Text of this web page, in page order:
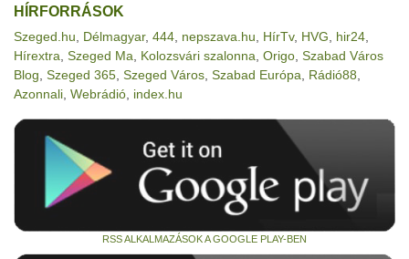
HÍRFORRÁSOK
Szeged.hu Délmagyar, 444 nepszava.hu HírTv, HVG hir24
Hírextra Szeged Ma Kolozsvári szalonna Origo Szabad Város
Blog Szeged 365 Szeged Város Szabad Európa Rádió88
Azonnali Webrádió index.hu
RSS ALKALMAZÁSOK A GOOGLE PLAY-BEN